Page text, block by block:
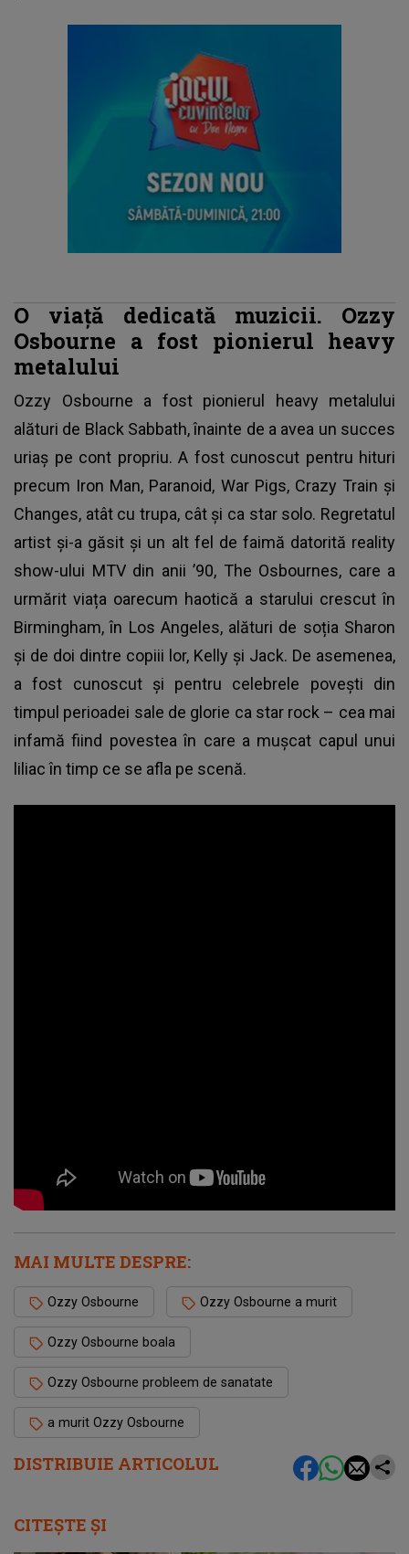
DISTRIBUIE ARTICOLUL
O viață dedicată muzicii. Ozzy
Osbourne a fost pionierul heavy
metalului
Ozzy Osbourne a fost pionierul heavy metalului
alături de Black Sabbath, înainte de a avea un succes
uriaș pe cont propriu. A fost cunoscut pentru hituri
precum Iron Man, Paranoid, War Pigs, Crazy Train și
Changes, atât cu trupa, cât și ca star solo. Regretatul
artist și-a găsit și un alt fel de faimă datorită reality
show-ului MTV din anii ’90, The Osbournes, care a
urmărit viața oarecum haotică a starului crescut în
Birmingham, în Los Angeles, alături de soția Sharon
și de doi dintre copiii lor, Kelly și Jack. De asemenea,
a fost cunoscut și pentru celebrele povești din
timpul perioadei sale de glorie ca star rock – cea mai
infamă fiind povestea în care a mușcat capul unui
liliac în timp ce se afla pe scenă.
MAI MULTE DESPRE:
Ozzy Osbourne Ozzy Osbourne a murit
Ozzy Osbourne boala
Ozzy Osbourne probleem de sanatate
a murit Ozzy Osbourne
CITEȘTE ȘI